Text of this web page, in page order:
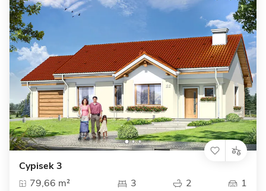
Cypisek 3
79,66 m²
3 2 1